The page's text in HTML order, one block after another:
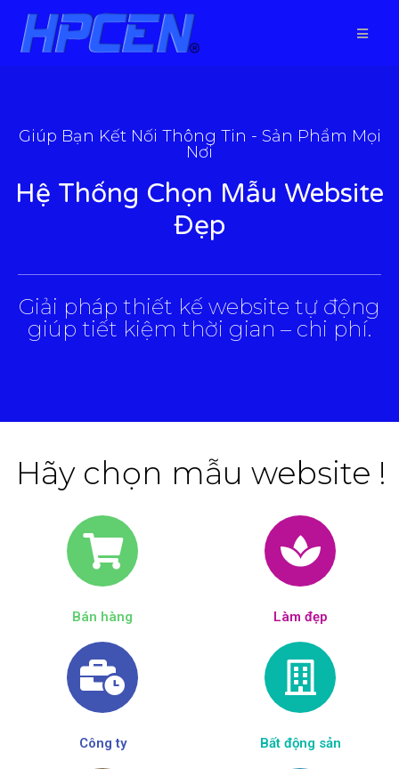
Giúp Bạn Kết Nối Thông Tin - Sản Phẩm Mọi
Nơi
Hệ Thống Chọn Mẫu Website
Đẹp
Giải pháp thiết kế website tự động
giúp tiết kiệm thời gian – chi phí.
Hãy chọn mẫu website !
Bán hàng Làm đẹp​
Công ty Bất động sản